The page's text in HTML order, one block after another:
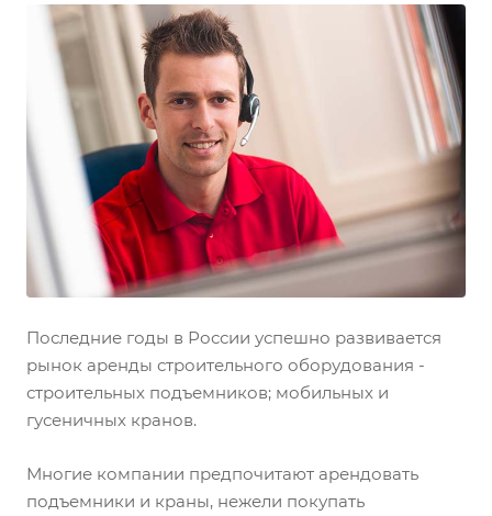
Последние годы в России успешно развивается
рынок аренды строительного оборудования -
строительных подъемников; мобильных и
гусеничных кранов.
Многие компании предпочитают арендовать
подъемники и краны, нежели покупать